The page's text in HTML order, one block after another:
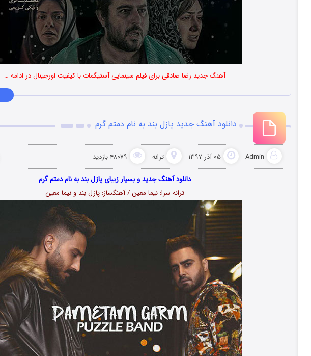
آهنگ جدید رضا صادقی برای فیلم سینمایی آستیگمات با کیفیت اورجینال در ادامه …
دانلود آهنگ جدید پازل بند به نام دمتم گرم
Admin ۰۵ آذر ۱۳۹۷ ترانه ۴۸۰۷۹ بازدید
دانلود آهنگ جدید و بسیار زیبای پازل بند به نام دمتم گرم
ترانه سرا: نیما معین / آهنگساز: پازل بند و نیما معین